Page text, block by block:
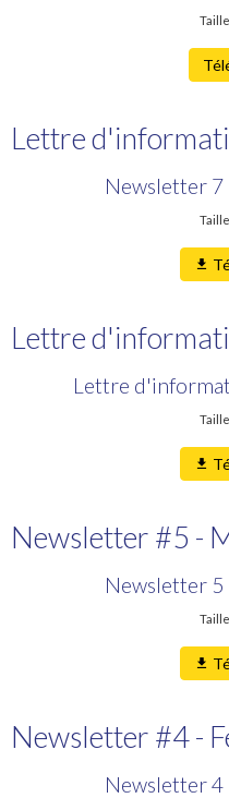
Lettre
Newsletter
Lettre
Lettre
Newsletter #5 -
Newsletter
Newsletter #4 -
Newsletter